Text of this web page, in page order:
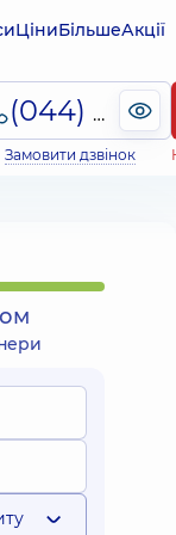
ЦіниБільшеАкції
(044) 495-2-888
Замовити дзвінок